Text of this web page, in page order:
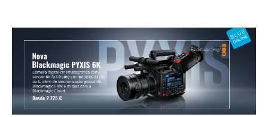
Promoções
Notícias
Sobre nós